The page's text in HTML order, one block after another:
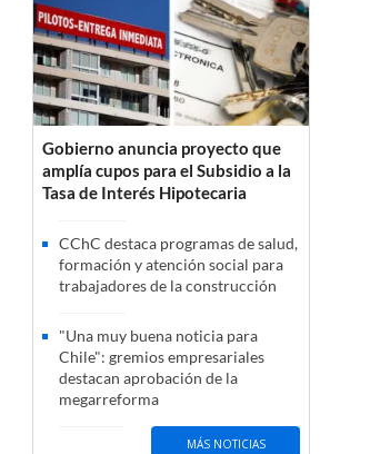
Gobierno anuncia proyecto que
amplía cupos para el Subsidio a la
Tasa de Interés Hipotecaria
CChC destaca programas de salud,
formación y atención social para
trabajadores de la construcción
"Una muy buena noticia para
Chile": gremios empresariales
destacan aprobación de la
megarreforma
MÁS NOTICIAS